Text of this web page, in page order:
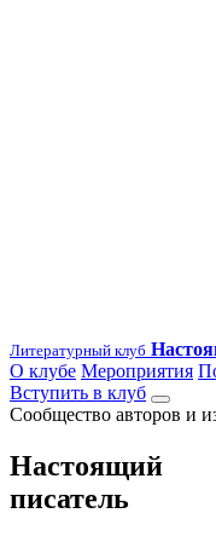
Литературный клуб
О клубе Мероприятия
Вступить в клуб
Сообщество авторов и
Настоящий
писатель